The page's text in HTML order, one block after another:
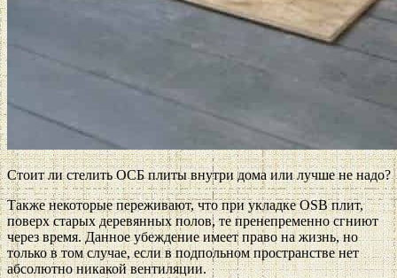
Стоит ли стелить ОСБ плиты внутри дома или лучше не надо?
Также некоторые переживают, что при укладке OSB плит,
поверх старых деревянных полов, те пренепременно сгниют
через время. Данное убеждение имеет право на жизнь, но
только в том случае, если в подпольном пространстве нет
абсолютно никакой вентиляции.